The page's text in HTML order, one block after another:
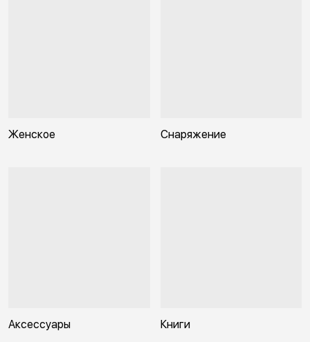
Женское Снаряжение
Аксессуары Книги